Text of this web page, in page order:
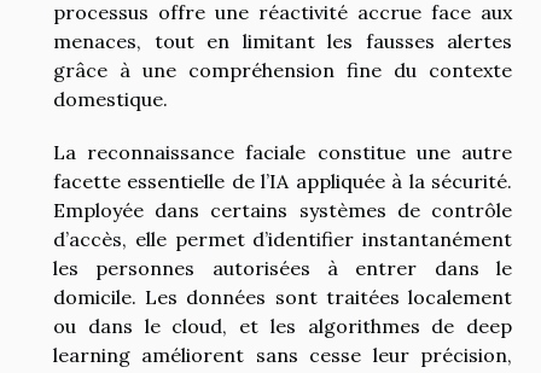
processus offre une réactivité accrue face aux
menaces, tout en limitant les fausses alertes
grâce à une compréhension fine du contexte
domestique.
La reconnaissance faciale constitue une autre
facette essentielle de l’IA appliquée à la sécurité.
Employée dans certains systèmes de contrôle
d’accès, elle permet d’identifier instantanément
les personnes autorisées à entrer dans le
domicile. Les données sont traitées localement
ou dans le cloud, et les algorithmes de deep
learning améliorent sans cesse leur précision,